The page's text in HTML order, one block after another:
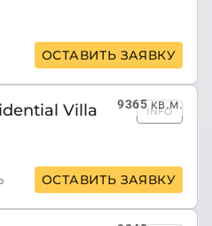
ОСТАВИТЬ ЗАЯВКУ
9365кв.м.
Villa INFO
ОСТАВИТЬ ЗАЯВКУ